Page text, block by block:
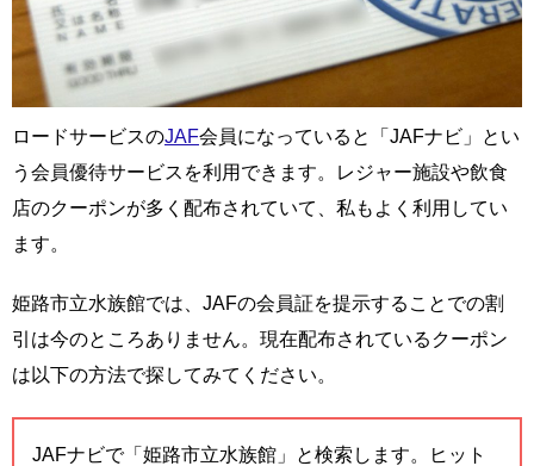
ロードサービスのJAF会員になっていると「JAFナビ」とい
う会員優待サービスを利用できます。レジャー施設や飲食
店のクーポンが多く配布されていて、私もよく利用してい
ます。
姫路市立水族館では、JAFの会員証を提示することでの割
引は今のところありません。現在配布されているクーポン
は以下の方法で探してみてください。
JAFナビで「姫路市立水族館」と検索します。ヒット